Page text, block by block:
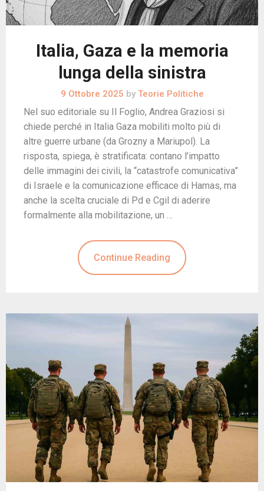
Italia, Gaza e la memoria
lunga della sinistra
9 Ottobre 2025 byTeorie Politiche
Nel suo editoriale su Il Foglio, Andrea Graziosi si
chiede perché in Italia Gaza mobiliti molto più di
altre guerre urbane (da Grozny a Mariupol). La
risposta, spiega, è stratificata: contano l’impatto
delle immagini dei civili, la “catastrofe comunicativa”
di Israele e la comunicazione efficace di Hamas, ma
anche la scelta cruciale di Pd e Cgil di aderire
formalmente alla mobilitazione, un …
Continue Reading